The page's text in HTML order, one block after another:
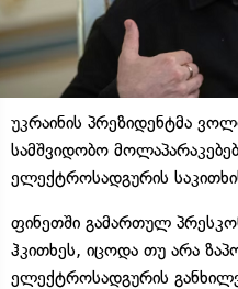
უკრაინის პრეზიდენტმა
სამშვიდობო
ელექტროსადგურის
ფინეთში გამართულ
ჰკითხეს, იცოდა თუ არა
ელექტროსადგურის